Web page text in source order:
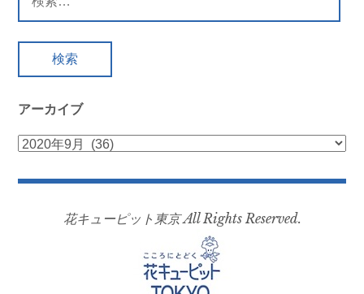
ー
索:
アーカイブ
ア
カ
花キューピット東京 All Rights Reserved.